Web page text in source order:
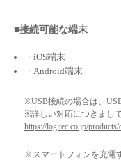
■接続可能な端末
・iOS端末
・Android端末
※USB接続の場合は、
※詳しい対応につきまし
https://logitec.co.jp/
※スマートフォンを充電